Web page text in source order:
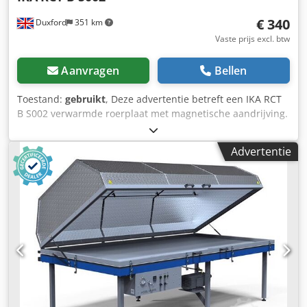
Duxford 351 km € 340
Vaste prijs excl. btw
Aanvragen Bellen
Toestand: gebruikt, Deze advertentie betreft een IKA RCT
B S002 verwarmde roerplaat met magnetische aandrijving.
Het apparaat is volledig functioneel en direct inzetbaar. De
IKA RCT Basic roerplaat met magnetische aandrijving is
een veelzijdig en betrouwbaar laboratoriumapparaat dat
nauwkeurig roeren combineert met geïntegreerde
verwarmingsmogelijkheden. Het is ontworpen voor diverse
laboratoriumtoepassingen en garandeert consistente
prestaties, veiligheid en gebruiksgemak. Belangrijkste
kenmerken: Breed snelheids- en temperatuurbereik:
Dankzij een krachtige motor kan het apparaat een breed
scala aan roersnelheden aan en werkt het met instelbare
temperaturen van de verwarmingsplaat tussen 50°C en
310°C. Digitaal display voor nauwkeurigheid: Maakt een
exacte instelling van temperatuur en snelheid mogelijk,
Advertentie